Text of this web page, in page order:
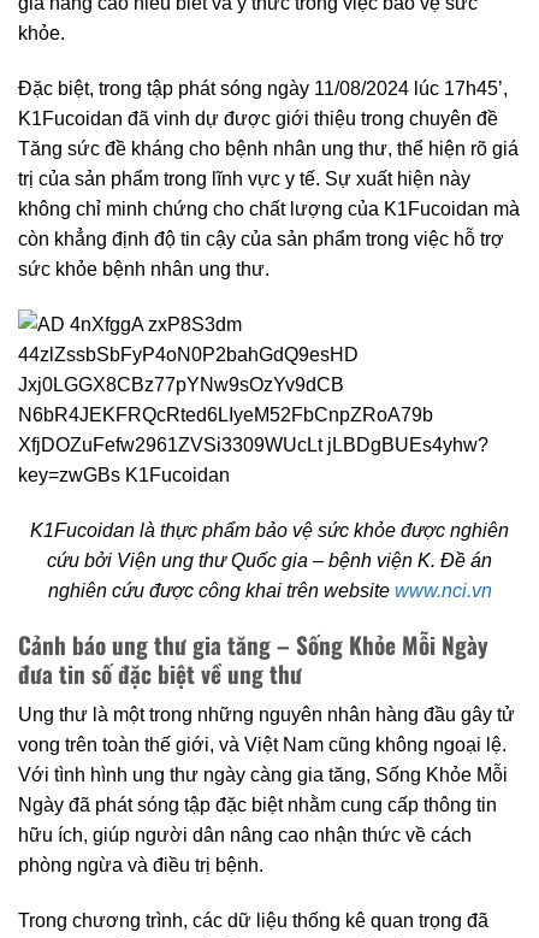
khỏe.
Đặc biệt, trong tập phát sóng ngày 11/08/2024 lúc 17h45’,
K1Fucoidan đã vinh dự được giới thiệu trong chuyên đề
Tăng sức đề kháng cho bệnh nhân ung thư, thể hiện rõ giá
trị của sản phẩm trong lĩnh vực y tế. Sự xuất hiện này
không chỉ minh chứng cho chất lượng của K1Fucoidan mà
còn khẳng định độ tin cậy của sản phẩm trong việc hỗ trợ
sức khỏe bệnh nhân ung thư.
K1Fucoidan là thực phẩm bảo vệ sức khỏe được nghiên
cứu bởi Viện ung thư Quốc gia – bệnh viện K. Đề án
nghiên cứu được công khai trên website www.nci.vn
Cảnh báo ung thư gia tăng – Sống Khỏe Mỗi Ngày
đưa tin số đặc biệt về ung thư
Ung thư là một trong những nguyên nhân hàng đầu gây tử
vong trên toàn thế giới, và Việt Nam cũng không ngoại lệ.
Với tình hình ung thư ngày càng gia tăng, Sống Khỏe Mỗi
Ngày đã phát sóng tập đặc biệt nhằm cung cấp thông tin
hữu ích, giúp người dân nâng cao nhận thức về cách
phòng ngừa và điều trị bệnh.
Trong chương trình, các dữ liệu thống kê quan trọng đã